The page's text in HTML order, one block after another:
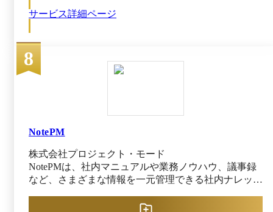
功へ導きます。 また、ライブ、疑似ライブ、オンデ
リを使ったライブ配信や簡単な動画編集、動画視聴解
析ツール、セキュリティ設定など動画活用に必要とな
る豊富な機能をSaaS形式で提供しています。 無償ト
ライアルのご用意はもちろん、サポート体制も充実。
Equipmedia（EQ）公式HP（2025年9月9日閲覧）
サービス詳細ページ
8
NotePM
株式会社プロジェクト・モード
NotePMは、社内マニュアルや業務ノウハウ、議事録
など、さまざまな情報を一元管理できる社内ナレッジ
ィタで、読みやすいドキュメントを誰でも作成可能で